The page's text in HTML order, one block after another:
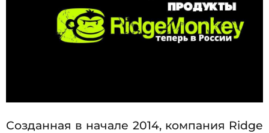
6
Созданная в начале 2014, компания Ridge